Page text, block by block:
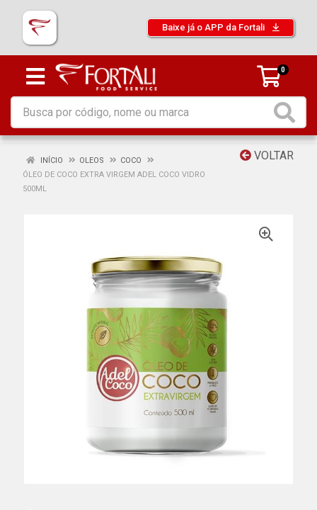
Baixe já o APP da Fortali
0
VOLTAR
INÍCIO OLEOS
COCO
ÓLEO DE COCO EXTRA VIRGEM ADEL COCO VIDRO
500ML